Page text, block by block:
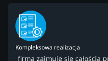
Kompleksowa realizacja
firma zajmuje się całością